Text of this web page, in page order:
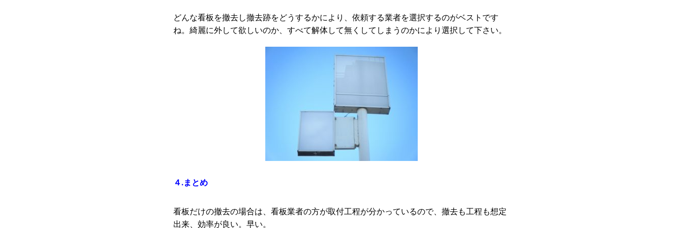
どんな看板を撤去し撤去跡をどうするかにより、依頼する業者を選択するのがベストです
ね。綺麗に外して欲しいのか、すべて解体して無くしてしまうのかにより選択して下さい。
４.まとめ
看板だけの撤去の場合は、看板業者の方が取付工程が分かっているので、撤去も工程も想定
出来、効率が良い。早い。